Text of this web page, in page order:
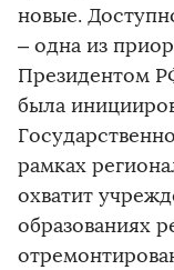
новые.
– одна из
Президентом
была
рамках
охватит
образованиях